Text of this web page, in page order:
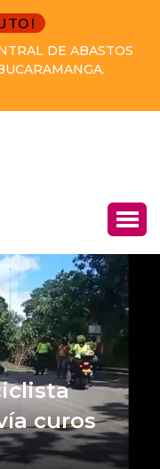
DESPUÉS
Y EL GRUPO DE
curos